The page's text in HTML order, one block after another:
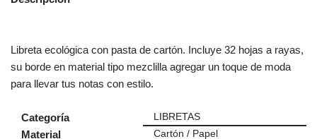
Libreta ecológica con pasta de cartón. Incluye 32 hojas a rayas,
su borde en material tipo mezclilla agregar un toque de moda
para llevar tus notas con estilo.
Categoría LIBRETAS
Material Cartón / Papel